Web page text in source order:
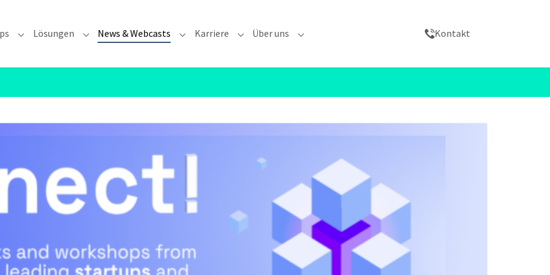
"Für wen"
Submenu for "Workshops"
Lösungen Submenu for "Lösungen"
News & Webcasts Submenu for "News & Webcasts"
Karriere Submenu for "Karriere"
Über uns Submenu for "Über uns" Kontakt